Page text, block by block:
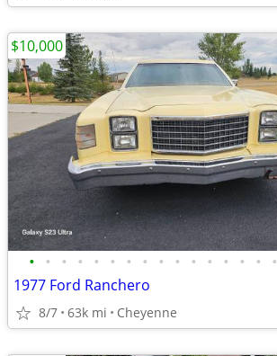
• • • • • • • • • • • • • • • •
1977 Ford Ranchero
8/7 63k mi Cheyenne
$10,000